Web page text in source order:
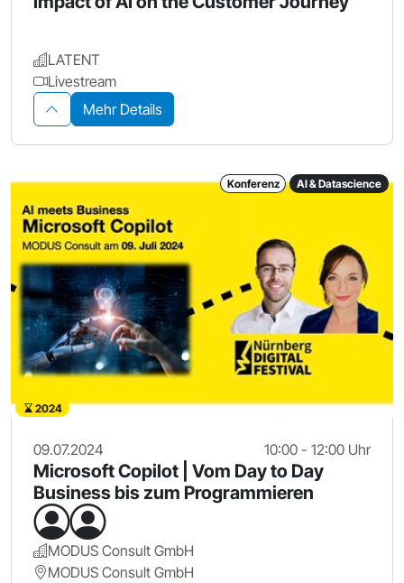
LATENT
Livestream
Mehr Details
Konferenz AI & Datascience
2024
09.07.2024 10:00 - 12:00 Uhr
Microsoft Copilot | Vom Day to Day
Business bis zum Programmieren
MODUS Consult GmbH
MODUS Consult GmbH